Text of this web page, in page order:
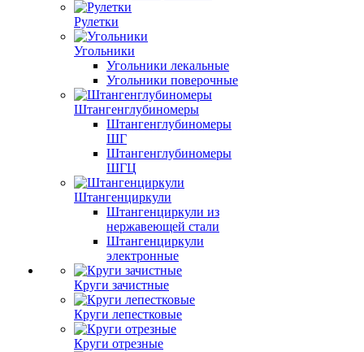
Рулетки
Угольники
Угольники лекальные
Угольники поверочные
Штангенглубиномеры
Штангенглубиномеры
ШГ
Штангенглубиномеры
ШГЦ
Штангенциркули
Штангенциркули из
нержавеющей стали
Штангенциркули
электронные
Круги зачистные
Круги лепестковые
Круги отрезные